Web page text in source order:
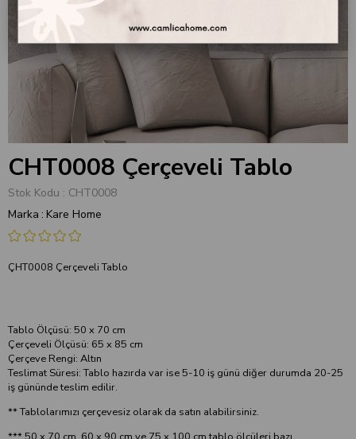
CHT0008 Çerçeveli Tablo
Stok Kodu
CHT0008
Marka : Kare Home
ÇHT0008 Çerçeveli Tablo
Tablo Ölçüsü: 50 x 70 cm
Çerçeveli Ölçüsü: 65 x 85 cm
Çerçeve Rengi: Altın
Teslimat Süresi: Tablo hazırda var ise 5-10 iş günü diğer durumda 20-25
iş gününde teslim edilir.
** Tablolarımızı çerçevesiz olarak da satın alabilirsiniz.